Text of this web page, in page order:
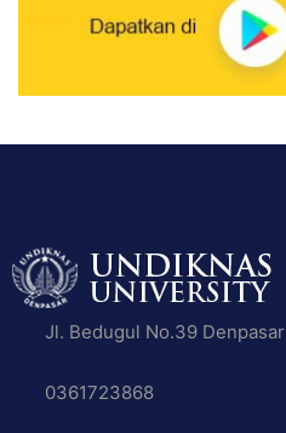
Jl. Bedugul No.39 Denpasar
0361723868